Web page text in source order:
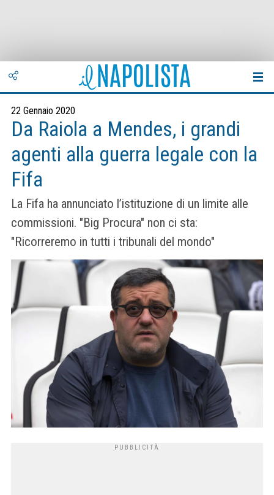
22 Gennaio 2020
Da Raiola a Mendes, i grandi
agenti alla guerra legale con la
Fifa
La Fifa ha annunciato l’istituzione di un limite alle
commissioni. "Big Procura" non ci sta:
"Ricorreremo in tutti i tribunali del mondo"